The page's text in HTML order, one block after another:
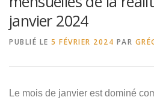
CONTACTS
janvier 2024
PUBLIÉ LE 5 FÉVRIER 2024 PAR
Le mois de janvier est dominé